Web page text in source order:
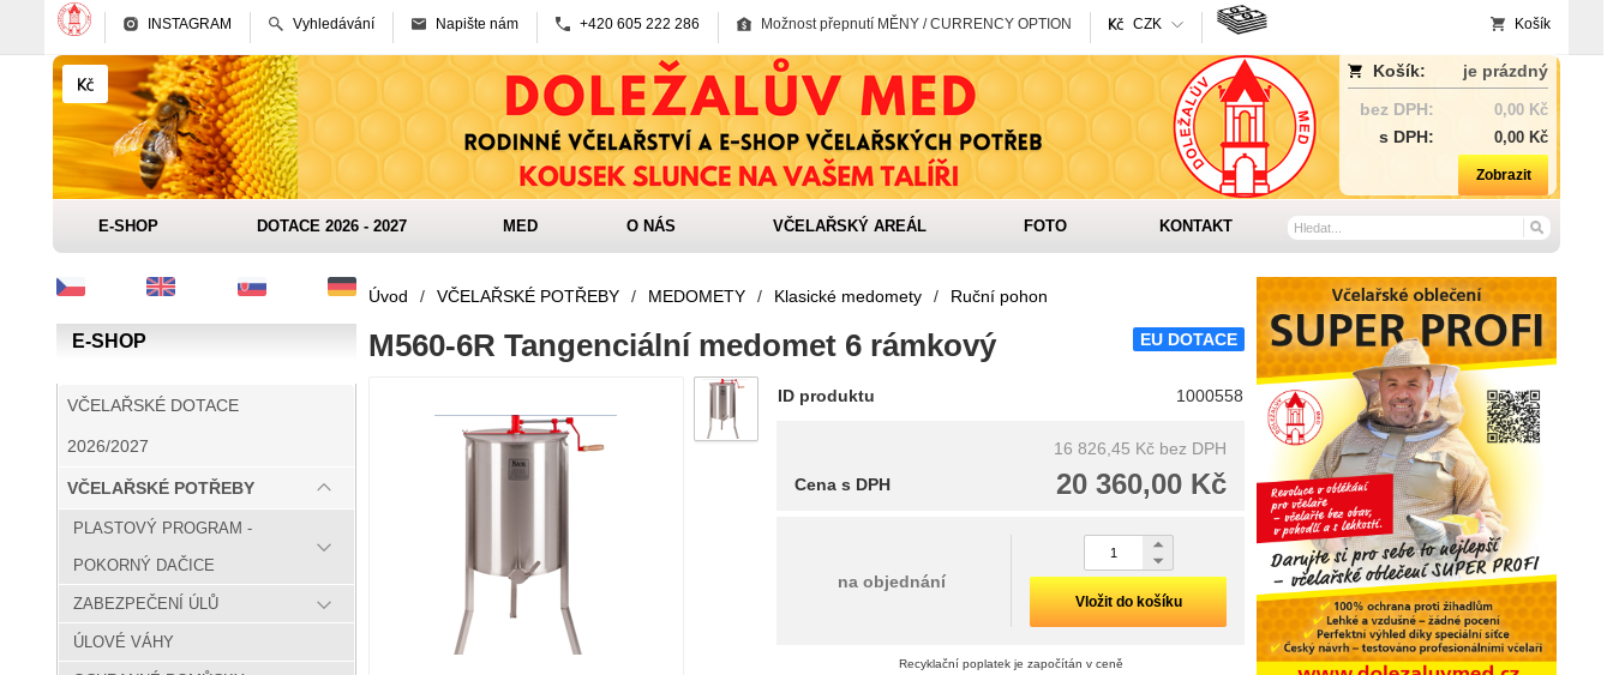
INSTAGRAM Vyhledávání Napište nám +420 605 222 286 Možnost přepnutí MĚNY / CURRENCY OPTION CZK Košík
Košík:
je prázdný
bez DPH:
0,00 Kč
s DPH: 0,00 Kč
Zobrazit
E-SHOP DOTACE 2026 - 2027 MED O NÁS VČELAŘSKÝ AREÁL FOTO KONTAKT
E-SHOP
VČELAŘSKÉ DOTACE
2026/2027
VČELAŘSKÉ POTŘEBY
PLASTOVÝ PROGRAM -
POKORNÝ DAČICE
ZABEZPEČENÍ ÚLŮ
ÚLOVÉ VÁHY
Úvod / VČELAŘSKÉ POTŘEBY / MEDOMETY / Klasické medomety / Ruční pohon
EU DOTACE
M560-6R Tangenciální medomet 6 rámkový
ID produktu 1000558
16 826,45 Kč bez DPH
20 360,00 Kč
Cena s DPH
na objednání
Vložit do košíku
Recyklační poplatek je započítán v ceně